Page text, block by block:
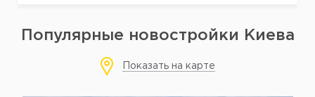
Популярные новостройки Киева
Показать на карте